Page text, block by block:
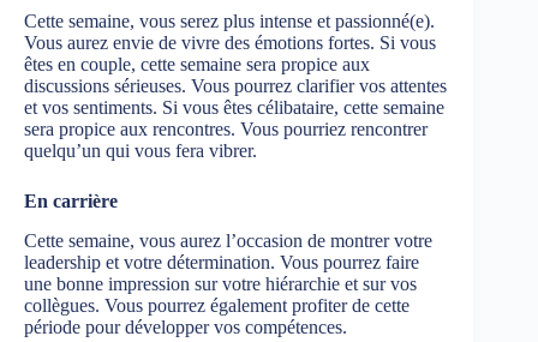
Cette semaine, vous serez plus intense et passionné(e).
Vous aurez envie de vivre des émotions fortes. Si vous
êtes en couple, cette semaine sera propice aux
discussions sérieuses. Vous pourrez clarifier vos attentes
et vos sentiments. Si vous êtes célibataire, cette semaine
sera propice aux rencontres. Vous pourriez rencontrer
quelqu’un qui vous fera vibrer.
En carrière
Cette semaine, vous aurez l’occasion de montrer votre
leadership et votre détermination. Vous pourrez faire
une bonne impression sur votre hiérarchie et sur vos
collègues. Vous pourrez également profiter de cette
période pour développer vos compétences.